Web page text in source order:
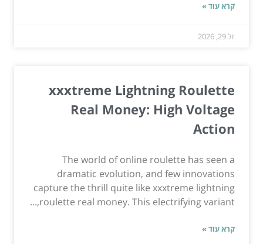
קרא עוד »
יול 29, 2026
xxxtreme Lightning Roulette
Real Money: High Voltage
Action
The world of online roulette has seen a
dramatic evolution, and few innovations
capture the thrill quite like xxxtreme lightning
roulette real money. This electrifying variant,...
קרא עוד »